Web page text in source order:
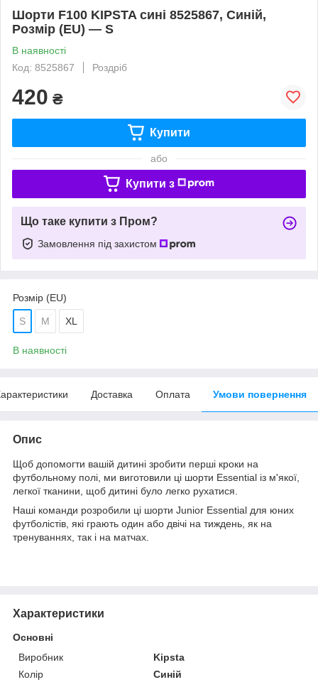
Шорти F100 KIPSTA сині 8525867, Синій,
Розмір (EU) — S
В наявності
Код: 8525867
Роздріб
420 ₴
Купити
або
Купити з
Що таке купити з Пром?
Замовлення під захистом
Розмір (EU)
S M XL
В наявності
Доставка Оплата Умови повернення
Опис
Щоб допомогти вашій дитині зробити перші кроки на
футбольному полі, ми виготовили ці шорти Essential із м'якої,
легкої тканини, щоб дитині було легко рухатися.
Наші команди розробили ці шорти Junior Essential для юних
футболістів, які грають один або двічі на тиждень, як на
тренуваннях, так і на матчах.
Характеристики
Основні
Виробник
Kipsta
Колір
Синій